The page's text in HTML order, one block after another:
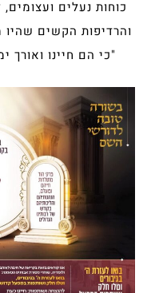
כוחות נעלים
והרדיפות הקשים שהיו
"כי הם חיינו ואורך